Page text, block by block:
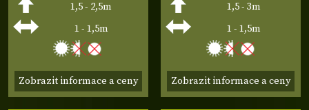
1,5 - 2,5m
1 - 1,5m
Zobrazit informace a ceny
1,5 - 3m
1 - 1,5m
Zobrazit informace a ceny